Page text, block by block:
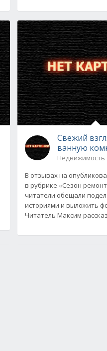
Свежий
ванную
Недвижимость
В отзывах на
в рубрике «Сезон
читатели обещали
историями и выложить
Читатель Максим